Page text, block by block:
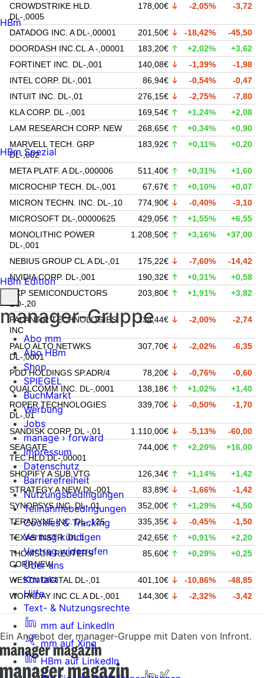
CROWDSTRIKE HLD.
DL-,0005
178,00€ -2,05% -3,72
DATADOG INC. A DL-,00001 201,50€ -18,42%
-45,50
DOORDASH INC.CL.A -,00001
183,20€ +2,02%
+3,62
FORTINET INC. DL-,001
140,08€ -1,39%
-1,98
INTEL CORP. DL-,001
86,94€ -0,54%
-0,47
INTUIT INC. DL-,01
276,15€ -2,75%
-7,80
KLA CORP. DL -,001
169,54€ +1,24%
+2,08
LAM RESEARCH CORP. NEW
268,65€ +0,34%
+0,90
MARVELL TECH. GRP
DL-,002
183,92€ +0,11% +0,20
META PLATF. A DL-,000006 511,40€ +0,31%
+1,60
MICROCHIP TECH. DL-,001
67,67€ +0,10%
+0,07
MICRON TECHN. INC. DL-,10
774,90€ -0,40%
-3,10
MICROSOFT DL-,00000625
429,05€ +1,55%
+6,55
MONOLITHIC POWER
DL-,001
1.208,50€ +3,16% +37,00
NEBIUS GROUP CL.A DL-,01 175,22€ -7,60%
-14,42
NVIDIA CORP. DL-,001
190,32€ +0,31%
+0,58
NXP SEMICONDUCTORS
EO-,20
203,80€ +1,91% +3,82
PALANTIR TECHNOLOGIES
INC
134,44€ -2,00% -2,74
PALO ALTO NETWKS
DL-,0001
307,70€ -2,02% -6,35
PDD HOLDINGS SP.ADR/4 78,20€ -0,76%
-0,60
QUALCOMM INC. DL-,0001
138,18€ +1,02%
+1,40
ROPER TECHNOLOGIES
DL-,01
339,70€ -0,50% -1,70
SANDISK CORP. DL -,01 1.110,00€ -5,13%
-60,00
SEAGATE
TEC.HLD.DL-,00001
744,00€ +2,20% +16,00
SHOPIFY A SUB.VTG 126,34€ +1,14%
+1,42
STRATEGY A NEW DL-001
83,89€ -1,66%
-1,42
SYNOPSYS INC. DL-,01
352,00€ +1,29%
+4,50
TERADYNE INC. DL-,125
335,35€ -0,45%
-1,50
TEXAS INSTR. DL 1
242,65€ +0,91%
+2,20
THOMSON REUTERS
CORP.NEW
85,60€ +0,29% +0,25
WESTN DIGITAL DL-,01 401,10€ -10,86%
-48,85
WORKDAY INC.CL.A DL-,001
144,30€ -2,32% -3,42
Ein Angebot der manager-Gruppe mit Daten von Infront.
HBm
HBm Spezial
HBm Edition
manager-Gruppe
Abo mm
Abo HBm
Shop
SPIEGEL
BuchMarkt
Werbung
Jobs
manage › forward
Impressum
Datenschutz
Barrierefreiheit
Nutzungsbedingungen
Teilnahmebedingungen
Cookies & Tracking
Vertrag kündigen
Vertrag widerrufen
Über uns
Kontakt
Hilfe
Text- & Nutzungsrechte
mm auf LinkedIn
mm auf Xing
HBm auf LinkedIn